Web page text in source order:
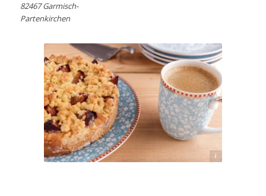
82467 Garmisch-
Partenkirchen